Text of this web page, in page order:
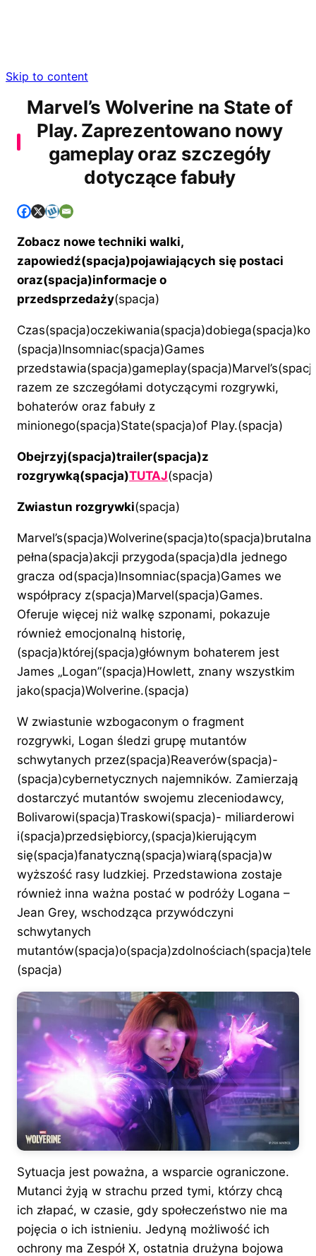
Skip to content
Marvel’s Wolverine na State of
Play. Zaprezentowano nowy
gameplay oraz szczegóły
dotyczące fabuły
Zobacz nowe techniki walki,
zapowiedź(spacja)pojawiających się postaci
oraz(spacja)informacje o
przedsprzedaży(spacja)
(spacja)Insomniac(spacja)Games
razem ze szczegółami dotyczącymi rozgrywki,
bohaterów oraz fabuły z
minionego(spacja)State(spacja)of Play.(spacja)
Obejrzyj(spacja)trailer(spacja)z
rozgrywką(spacja)TUTAJ(spacja)
Zwiastun rozgrywki(spacja)
pełna(spacja)akcji przygoda(spacja)dla jednego
gracza od(spacja)Insomniac(spacja)Games we
współpracy z(spacja)Marvel(spacja)Games.
Oferuje więcej niż walkę szponami, pokazuje
również emocjonalną historię,
(spacja)której(spacja)głównym bohaterem jest
James „Logan”(spacja)Howlett, znany wszystkim
jako(spacja)Wolverine.(spacja)
W zwiastunie wzbogaconym o fragment
rozgrywki, Logan śledzi grupę mutantów
schwytanych przez(spacja)Reaverów(spacja)-
(spacja)cybernetycznych najemników. Zamierzają
dostarczyć mutantów swojemu zleceniodawcy,
Bolivarowi(spacja)Traskowi(spacja)- miliarderowi
i(spacja)przedsiębiorcy,(spacja)kierującym
się(spacja)fanatyczną(spacja)wiarą(spacja)w
wyższość rasy ludzkiej. Przedstawiona zostaje
również inna ważna postać w podróży Logana –
Jean Grey, wschodząca przywódczyni
schwytanych
(spacja)
Sytuacja jest poważna, a wsparcie ograniczone.
Mutanci żyją w strachu przed tymi, którzy chcą
ich złapać, w czasie, gdy społeczeństwo nie ma
pojęcia o ich istnieniu. Jedyną możliwość ich
ochrony ma Zespół X, ostatnia drużyna bojowa